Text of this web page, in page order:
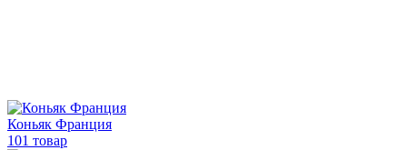
Коньяк Франция
101 товар